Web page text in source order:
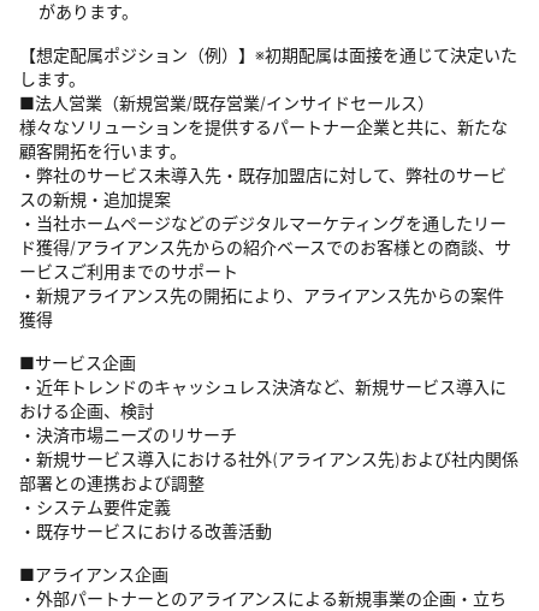
があります。
【想定配属ポジション（例）】※初期配属は面接を通じて決定いた
します。
■法人営業（新規営業/既存営業/インサイドセールス）
様々なソリューションを提供するパートナー企業と共に、新たな
顧客開拓を行います。
・弊社のサービス未導入先・既存加盟店に対して、弊社のサービ
スの新規・追加提案
・当社ホームページなどのデジタルマーケティングを通したリー
ド獲得/アライアンス先からの紹介ベースでのお客様との商談、サ
ービスご利用までのサポート
・新規アライアンス先の開拓により、アライアンス先からの案件
獲得
■サービス企画
・近年トレンドのキャッシュレス決済など、新規サービス導入に
おける企画、検討
・決済市場ニーズのリサーチ
・新規サービス導入における社外(アライアンス先)および社内関係
部署との連携および調整
・システム要件定義
・既存サービスにおける改善活動
■アライアンス企画
・外部パートナーとのアライアンスによる新規事業の企画・立ち